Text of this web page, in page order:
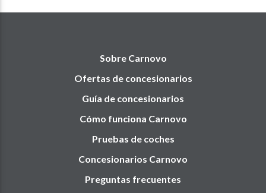
Sobre Carnovo
Ofertas de concesionarios
Guía de concesionarios
Cómo funciona Carnovo
Pruebas de coches
Concesionarios Carnovo
Preguntas frecuentes